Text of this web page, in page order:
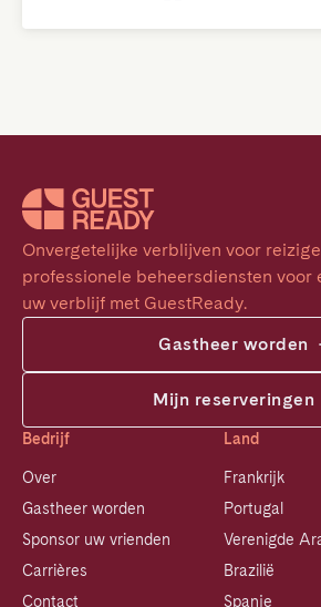
Onvergetelijke verblijven voor
professionele beheersdiensten voor
uw verblijf met GuestReady.
Gastheer worden
Mijn reserveringen
Bedrijf
Over
Gastheer worden
Sponsor uw vrienden
Carrières
Contact
Land
Frankrijk
Portugal
Verenigde
Brazilië
Spanje